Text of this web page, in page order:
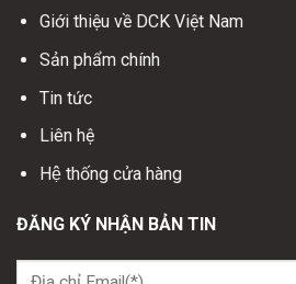
Giới thiệu về DCK Việt Nam
Sản phẩm chính
Tin tức
Liên hệ
Hệ thống cửa hàng
ĐĂNG KÝ NHẬN BẢN TIN